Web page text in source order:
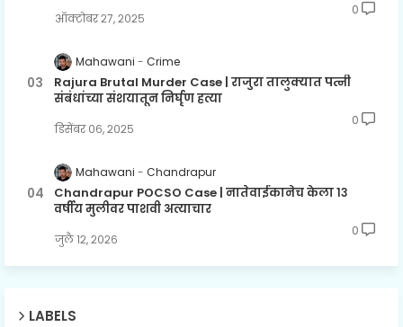
ऑक्टोबर २७, २०२५
0
Mahawani Crime
Rajura Brutal Murder Case | राजुरा तालुक्यात पत्नी
संबंधांच्या संशयातून निर्घृण हत्या
डिसेंबर ०६, २०२५
0
Mahawani Chandrapur
Chandrapur POCSO Case | नातेवाईकानेच केला १३
वर्षीय मुलीवर पाशवी अत्याचार
जुलै १२, २०२६
0
LABELS